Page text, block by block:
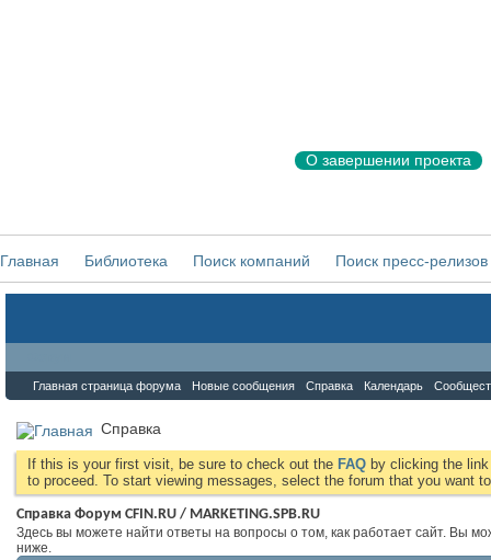
О завершении проекта
Главная Библиотека Поиск компаний Поиск пресс-релизов
Главная страница форума Новые сообщения Справка Календарь
Справка
If this is your first visit, be sure to check out the FAQ by clicking the
to proceed. To start viewing messages, select the forum that you want
Справка Форум CFIN.RU / MARKETING.SPB.RU
Здесь вы можете найти ответы на вопросы о том, как работает сайт. Вы
ниже.